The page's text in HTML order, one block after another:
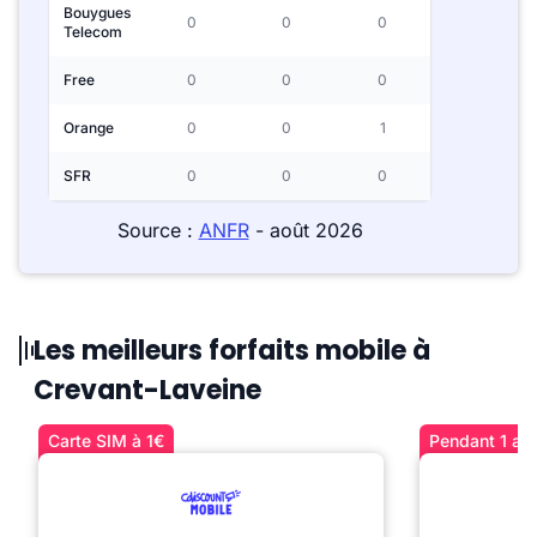
Bouygues
Telecom
0 0 0
Free 0 0 0
Orange 0 0 1
SFR 0 0 0
Source : ANFR- août 2026
Les meilleurs forfaits mobile à
Crevant-Laveine
Carte SIM à 1€ Pendant 1